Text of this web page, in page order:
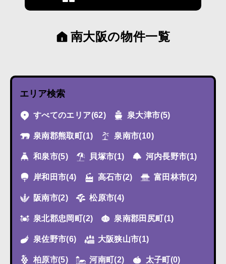
南大阪の物件一覧
エリア検索
すべてのエリア(62) 泉大津市(5)
泉南郡熊取町(1) 泉南市(10)
和泉市(5) 貝塚市(1) 河内長野市(1)
岸和田市(4) 高石市(2) 富田林市(2)
阪南市(2) 松原市(4)
泉北郡忠岡町(2) 泉南郡田尻町(1)
泉佐野市(6) 大阪狭山市(1)
柏原市(5) 河南町(2) 太子町(0)